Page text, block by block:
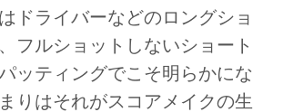
ドライバーなどのロングショ
フルショットしないショート
ッティングでこそ明らかにな
りはそれがスコアメイクの生